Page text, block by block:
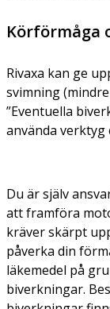
Körförmåga
Rivaxa kan ge
svimning
”Eventuella
använda verktyg
Du är själv
att framföra
kräver skärpt
påverka din
läkemedel på
biverkningar.